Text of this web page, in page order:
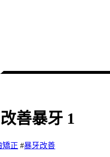
善暴牙 1
矯正 #暴牙改善